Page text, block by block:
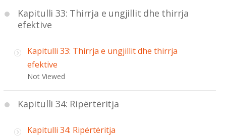
Kapitulli 33: Thirrja e ungjillit dhe thirrja
efektive
Kapitulli 33: Thirrja e ungjillit dhe thirrja
efektive
Not Viewed
Kapitulli 34: Ripërtëritja
Kapitulli 34: Ripërtëritja